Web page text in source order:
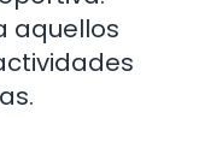
aquellos